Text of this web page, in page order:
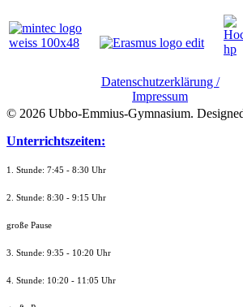
Datenschutzerklärung /
Impressum
© 2026 Ubbo-Emmius-Gymnasium.
Unterrichtszeiten:
1. Stunde: 7:45 - 8:30 Uhr
2. Stunde: 8:30 - 9:15 Uhr
große Pause
3. Stunde: 9:35 - 10:20 Uhr
4. Stunde: 10:20 - 11:05 Uhr